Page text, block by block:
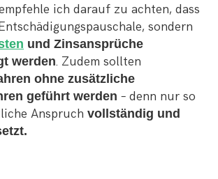
ich darauf zu achten, dass
sondern
und Zinsansprüche
werden. Zudem sollten
ohne zusätzliche
geführt werden – denn nur so
Anspruch vollständig und